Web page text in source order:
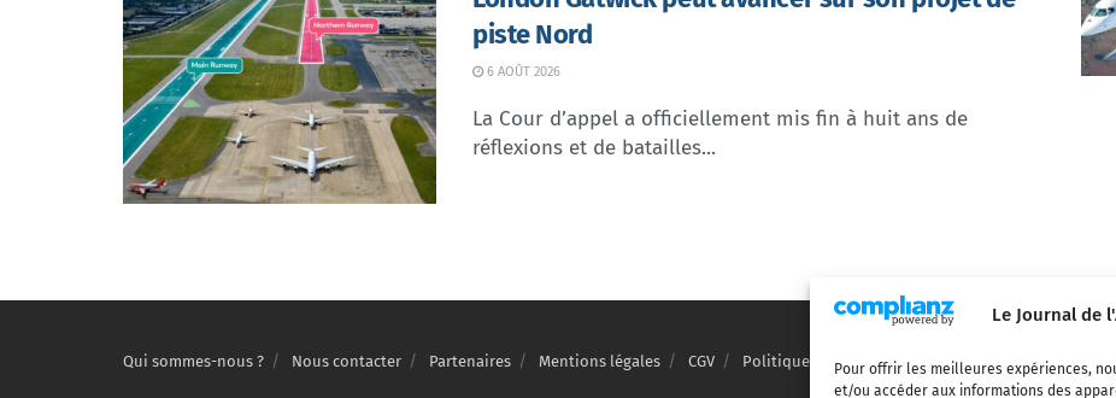
Le Journal de
Pour offrir les meilleures expériences,
et/ou accéder aux informations des
piste Nord
6 AOÛT 2026
La Cour d’appel a officiellement mis fin à huit ans de
réflexions et de batailles...
Qui sommes-nous ? Nous contacter Partenaires Mentions légales CGV Politique de confidentialité Cookies